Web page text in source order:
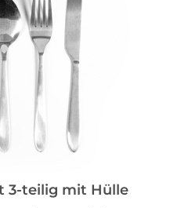
3-teilig mit Hülle